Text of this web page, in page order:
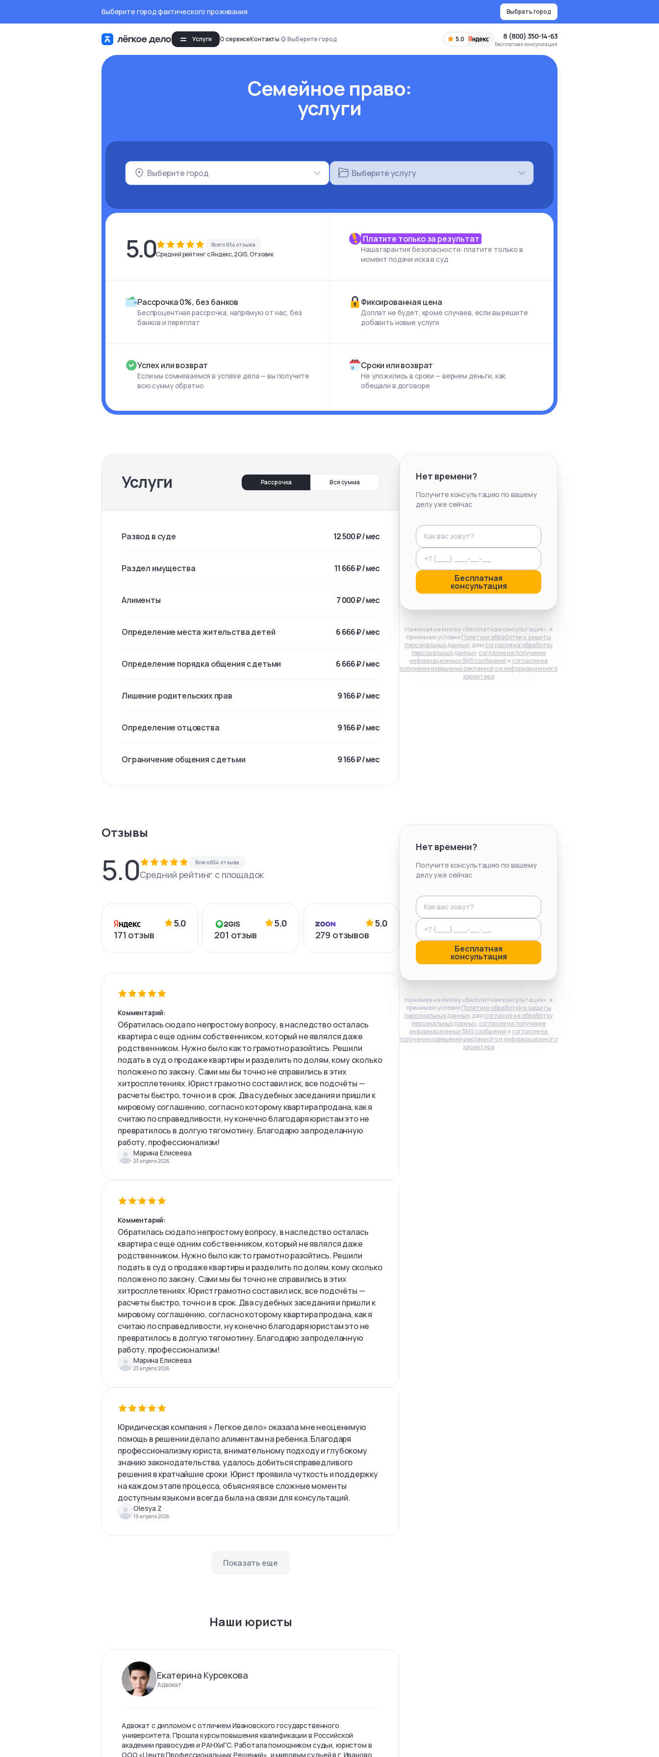
Выберите город фактического проживания Выбрать город
Услуги О сервисеКонтакты Выберите город 5.0 8 (800) 350-14-63
Бесплатная консультация
Семейное право:
услуги
Выберите город Выберите услугу
5.0 Всего 854 отзыва
Средний рейтинг с Яндекс, 2GIS, Отзовик
Платите только за результат
Наша гарантия безопасности: платите только в
момент подачи иска в суд
Рассрочка 0%, без банков
Беспроцентная рассрочка, напрямую от нас, без
банков и переплат
Фиксированная цена
Доплат не будет, кроме случаев, если вы решите
добавить новые услуги
Успех или возврат
Если мы сомневаемся в успехе дела — вы получите
всю сумму обратно
Сроки или возврат
Не уложились в сроки — вернем деньги, как
обещали в договоре
Услуги Рассрочка Вся сумма
Развод в суде 12 500 ₽ / мес
Раздел имущества 11 666 ₽ / мес
Алименты 7 000 ₽ / мес
Определение места жительства детей 6 666 ₽ / мес
Определение порядка общения с детьми 6 666 ₽ / мес
Лишение родительских прав 9 166 ₽ / мес
Определение отцовства 9 166 ₽ / мес
Ограничение общения с детьми 9 166 ₽ / мес
Нет времени?
Получите консультацию по вашему
делу уже сейчас
Бесплатная
консультация
Нажимая на кнопку «Бесплатная консультация», я
принимаю условия Политики обработки и защиты
персональных данных, даюсогласие на обработку
персональных данных, согласие на получение
информационных SMS сообщений и согласие на
получение извещений рекламного и информационного
характера
Отзывы
5.0 Всего854 отзыва
Средний рейтинг с площадок
5.0
171 отзыв
5.0
201 отзыв
5.0
279 отзывов
Комментарий:
Обратилась сюда по непростому вопросу, в наследство осталась
квартира с еще одним собственником, который не являлся даже
родственником. Нужно было как то грамотно разойтись. Решили
подать в суд о продаже квартиры и разделить по долям, кому сколько
положено по закону. Сами мы бы точно не справились в этих
хитросплетениях. Юрист грамотно составил иск, все подсчёты —
расчеты быстро, точно и в срок. Два судебных заседания и пришли к
мировому соглашению, согласно которому квартира продана, как я
считаю по справедливости, ну конечно благодаря юристам это не
превратилось в долгую тягомотину. Благодарю за проделанную
работу, профессионализм!
Марина Елисеева
23 апреля 2026
Комментарий:
Обратилась сюда по непростому вопросу, в наследство осталась
квартира с еще одним собственником, который не являлся даже
родственником. Нужно было как то грамотно разойтись. Решили
подать в суд о продаже квартиры и разделить по долям, кому сколько
положено по закону. Сами мы бы точно не справились в этих
хитросплетениях. Юрист грамотно составил иск, все подсчёты —
расчеты быстро, точно и в срок. Два судебных заседания и пришли к
мировому соглашению, согласно которому квартира продана, как я
считаю по справедливости, ну конечно благодаря юристам это не
превратилось в долгую тягомотину. Благодарю за проделанную
работу, профессионализм!
Марина Елисеева
23 апреля 2026
Юридическая компания » Легкое дело» оказала мне неоценимую
помощь в решении дела по алиментам на ребенка. Благодаря
профессионализму юриста, внимательному подходу и глубокому
знанию законодательства, удалось добиться справедливого
решения в кратчайшие сроки. Юрист проявила чуткость и поддержку
на каждом этапе процесса, объясняя все сложные моменты
доступным языком и всегда была на связи для консультаций.
Olesya Z
19 апреля 2026
Показать еще
Наши юристы
Екатерина Курсекова
Адвокат
Адвокат с дипломом с отличием Ивановского государственного
университета. Прошла курсы повышения квалификации в Российской
академии правосудия и РАНХиГС. Работала помощником судьи, юристом в
ООО «Центр Профессиональных Решений», и мировым судьей в г. Иваново
Нет времени?
Получите консультацию по вашему
делу уже сейчас
Бесплатная
консультация
Нажимая на кнопку «Бесплатная консультация», я
принимаю условия Политики обработки и защиты
персональных данных, даюсогласие на обработку
персональных данных, согласие на получение
информационных SMS сообщений и согласие на
получение извещений рекламного и информационного
характера